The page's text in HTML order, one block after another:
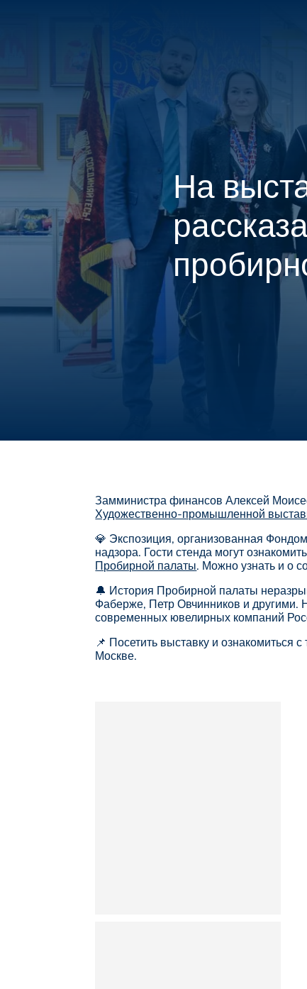
На
Замминистра финансов Алексей
Художественно-промышленной
💎 Экспозиция, организованная
надзора. Гости стенда могут
Пробирной палаты. Можно узнать и о
🔔 История Пробирной палаты
Фаберже, Петр Овчинников и другими.
современных ювелирных компаний
📌 Посетить выставку и
Москве.